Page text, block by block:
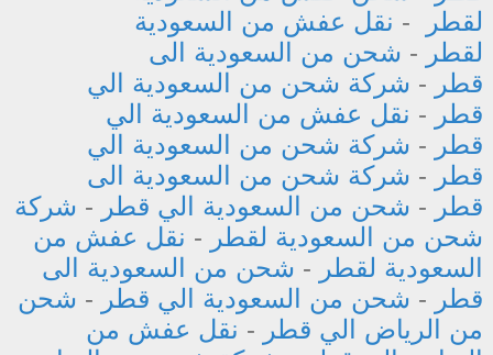
لقطر
- نقل عفش من السعودية
لقطر - شحن من السعودية الى
قطر - شركة شحن من السعودية الي
قطر - نقل عفش من السعودية الي
قطر - شركة شحن من السعودية الي
قطر - شركة شحن من السعودية الى
قطر - شحن من السعودية الي قطر - شركة
شحن من السعودية لقطر - نقل عفش من
السعودية لقطر - شحن من السعودية الى
قطر - شحن من السعودية الي قطر - شحن
من الرياض الي قطر - نقل عفش من